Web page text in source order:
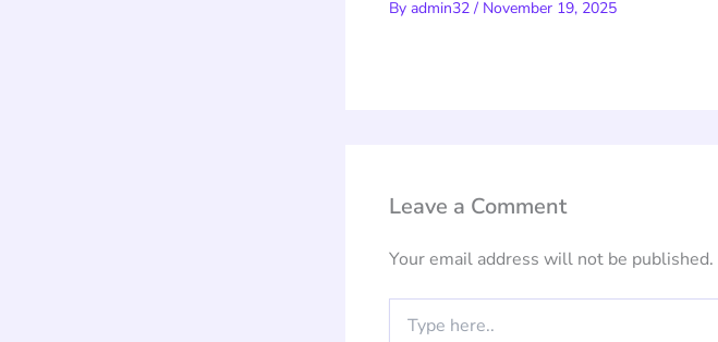
By admin32 / November 19, 2025
Leave a Comment
Your email address will not be published.
here..